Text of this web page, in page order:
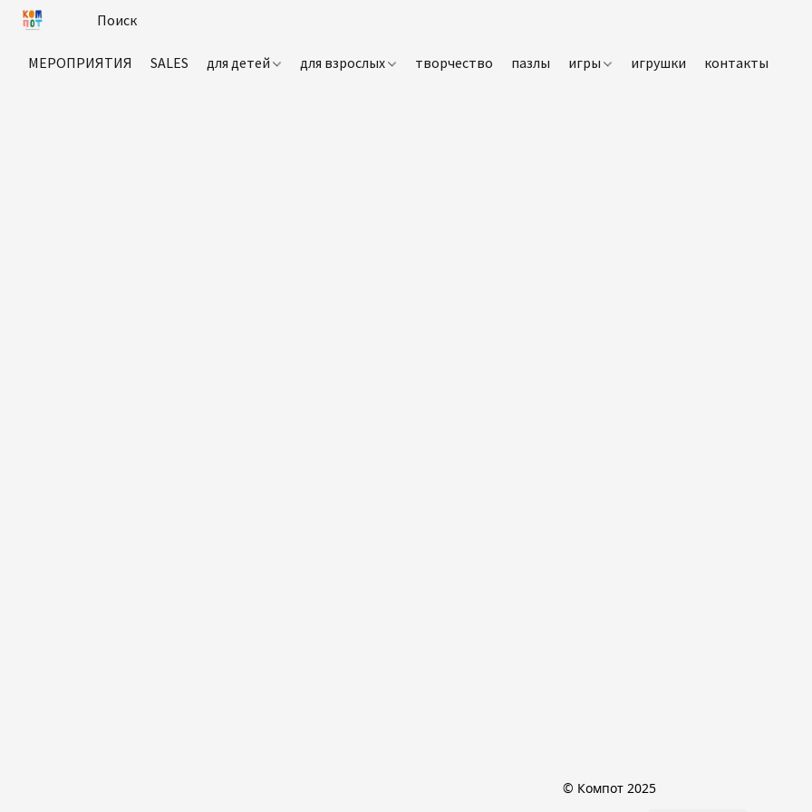
МЕРОПРИЯТИЯ SALES для детей для взрослых творчество пазлы игры игрушки контакты
© Компот 2025